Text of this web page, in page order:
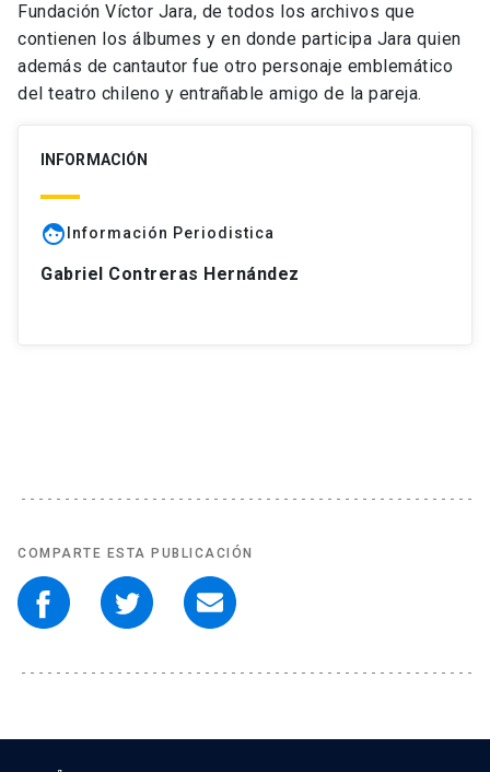
Fundación Víctor Jara, de todos los archivos que
contienen los álbumes y en donde participa Jara quien
además de cantautor fue otro personaje emblemático
del teatro chileno y entrañable amigo de la pareja.
INFORMACIÓN
face Información Periodistica
Gabriel Contreras Hernández
COMPARTE ESTA PUBLICACIÓN